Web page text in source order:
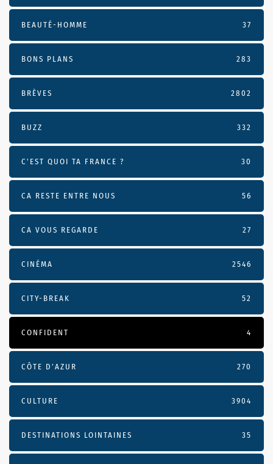
BEAUTÉ-HOMME 37
BONS PLANS 283
BRÈVES 2802
BUZZ 332
C'EST QUOI TA FRANCE ? 30
CA RESTE ENTRE NOUS 56
CA VOUS REGARDE 27
CINÉMA 2546
CITY-BREAK 52
CONFIDENT 4
CÔTE D’AZUR 270
CULTURE 3904
DESTINATIONS LOINTAINES 35